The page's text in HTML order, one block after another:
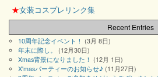
★女装コスプレリンク集
Recent Entries
10周年記念イベント！ (3月 8日)
年末に際し。
(12月30日)
Xmas背景になりました！ (12月 1日)
X'masパーティーのお知らせ♪ (11月27日)